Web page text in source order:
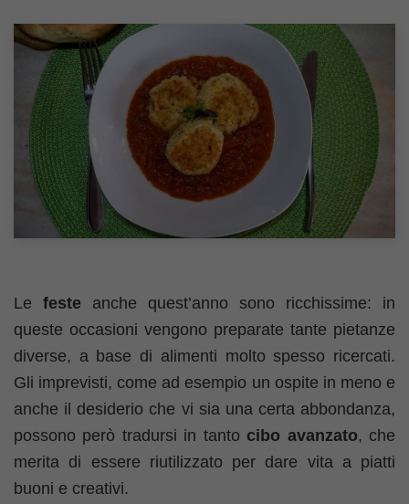
Le feste anche quest’anno sono ricchissime: in
queste occasioni vengono preparate tante pietanze
diverse, a base di alimenti molto spesso ricercati.
Gli imprevisti, come ad esempio un ospite in meno e
anche il desiderio che vi sia una certa abbondanza,
possono però tradursi in tanto cibo avanzato, che
merita di essere riutilizzato per dare vita a piatti
buoni e creativi.